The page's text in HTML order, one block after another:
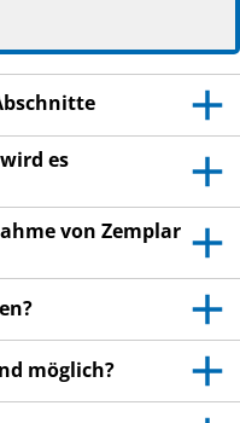
wenden Sie sich
nicht an Dritte weiter.
schaden, auch wenn
haben wie Sie.
bemerken, wenden Sie
Dies gilt auch
in dieser
sind. Siehe Abschnitt
es
von Zemplar
möglich?